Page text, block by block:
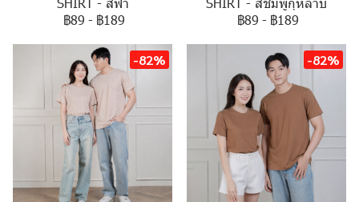
฿89 - ฿189
฿89 - ฿189
-82% -82%